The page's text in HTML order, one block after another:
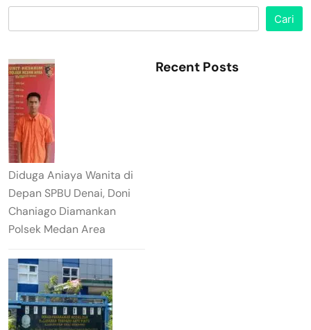
Cari
Diduga Aniaya Wanita di
Depan SPBU Denai, Doni
Chaniago Diamankan
Polsek Medan Area
Recent Posts